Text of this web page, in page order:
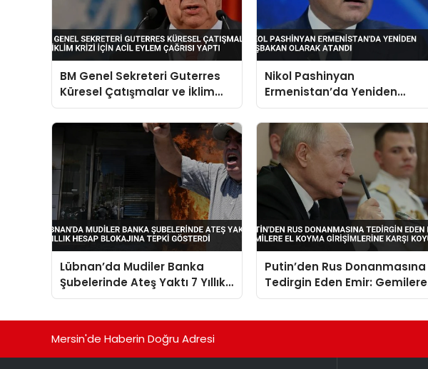
BM Genel Sekreteri Guterres
Küresel Çatışmalar ve İklim
Krizi İçin Acil Eylem Çağrısı
Yaptı
Nikol Pashinyan
Ermenistan’da Yeniden
Başbakan Olarak Atandı
Lübnan’da Mudiler Banka
Şubelerinde Ateş Yaktı 7 Yıllık
Hesap Blokajına Tepki
Putin’den Rus Donanmasına
Tedirgin Eden Emir: Gemilere
El Koyma Girişimlerine Karşı
Mersin'de Haberin Doğru Adresi